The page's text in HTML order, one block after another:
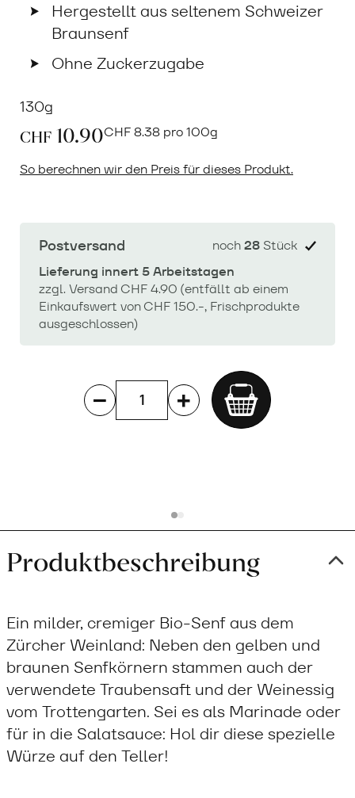
Hergestellt aus seltenem Schweizer
Braunsenf
Ohne Zuckerzugabe
130g
CHF 10.90CHF8.38 pro 100g
So berechnen wir den Preis für dieses Produkt.
Postversand
Lieferung innert 5 Arbeitstagen
zzgl. Versand CHF 4.90 (entfällt ab einem
Einkaufswert von CHF 150.-, Frischprodukte
ausgeschlossen)
noch28Stück
Add
Produktbeschreibung
Ein milder, cremiger Bio-Senf aus dem
Zürcher Weinland: Neben den gelben und
braunen Senfkörnern stammen auch der
verwendete Traubensaft und der Weinessig
vom Trottengarten. Sei es als Marinade oder
für in die Salatsauce: Hol dir diese spezielle
Würze auf den Teller!